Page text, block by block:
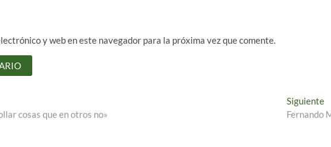
y web en este navegador para la próxima vez que comente.
cosas que en otros no»
Siguiente
Fernando